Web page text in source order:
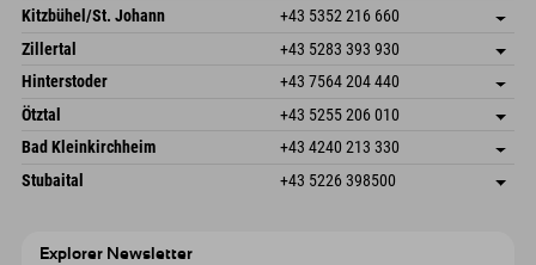
Dorfstr. 127b
6793 Gaschurn/Montafon
Österreich
Adresse speichern
Buchen
Kitzbühel/St. Johann +43 5352 216 660
Speckbacherstraße 87
Österreich
Adresse speichern
Buchen
Zillertal +43 5283 393 930
Schmiedau 2
Österreich
Adresse speichern
Buchen
Hinterstoder +43 7564 204 440
Freizeitpark 10
Österreich
Adresse speichern
Buchen
Ötztal +43 5255 206 010
Gscheat 14
Österreich
Adresse speichern
Buchen
Bad Kleinkirchheim +43 4240 213 330
Dorfstraße 24
Adresse speichern
Stubaital +43 5226 398500
Explorer Newsletter